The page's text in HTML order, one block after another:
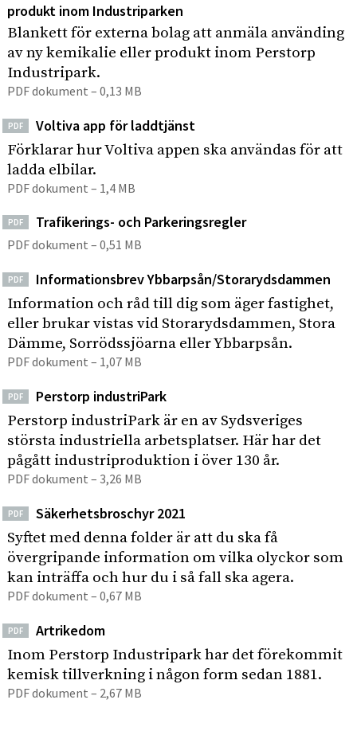
produkt inom Industriparken
Blankett för externa bolag att anmäla använding
av ny kemikalie eller produkt inom Perstorp
Industripark.
PDF dokument – 0,13 MB
PDF
Voltiva app för laddtjänst
Förklarar hur Voltiva appen ska användas för att
ladda elbilar.
PDF dokument – 1,4 MB
PDF Trafikerings- och Parkeringsregler
PDF dokument – 0,51 MB
PDF
Informationsbrev Ybbarpsån/Storarydsdammen
Information och råd till dig som äger fastighet,
eller brukar vistas vid Storarydsdammen, Stora
Dämme, Sorrödssjöarna eller Ybbarpsån.
PDF dokument – 1,07 MB
PDF
Perstorp industriPark
Perstorp industriPark är en av Sydsveriges
största industriella arbetsplatser. Här har det
pågått industriproduktion i över 130 år.
PDF dokument – 3,26 MB
PDF
Säkerhetsbroschyr 2021
Syftet med denna folder är att du ska få
övergripande information om vilka olyckor som
kan inträffa och hur du i så fall ska agera.
PDF dokument – 0,67 MB
PDF
Artrikedom
Inom Perstorp Industripark har det förekommit
kemisk tillverkning i någon form sedan 1881.
PDF dokument – 2,67 MB